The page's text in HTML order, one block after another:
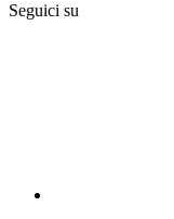
Seguici su